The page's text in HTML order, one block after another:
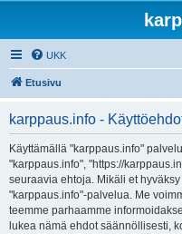
UKK
Etusivu
karppaus.info -
Käyttämällä "karppaus.info"
"karppaus.info", "https://
seuraavia ehtoja. Mikäli et
"karppaus.info"-palvelua. Me
teemme parhaamme
lukea nämä ehdot säännöllisesti,